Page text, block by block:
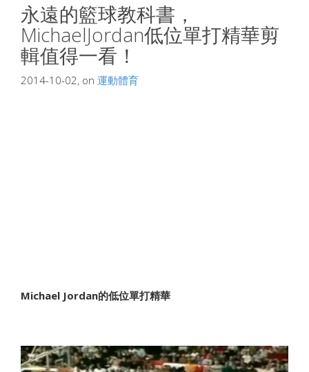
永遠的籃球教科書，
MichaelJordan低位單打精華剪
輯值得一看！
2014-10-02, on 運動體育
Michael Jordan的低位單打精華